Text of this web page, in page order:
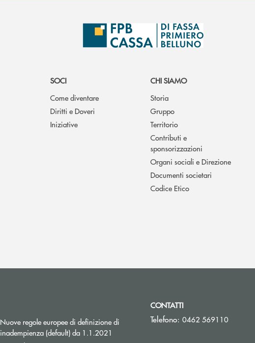
SOCI
Come diventare
Diritti e Doveri
Iniziative
CHI SIAMO
Storia
Gruppo
Territorio
Contributi e
sponsorizzazioni
Organi sociali e Direzione
Documenti societari
Codice Etico
Nuove regole europee di definizione di
inadempienza (default) da 1.1.2021
CONTATTI
Telefono: 0462 569110